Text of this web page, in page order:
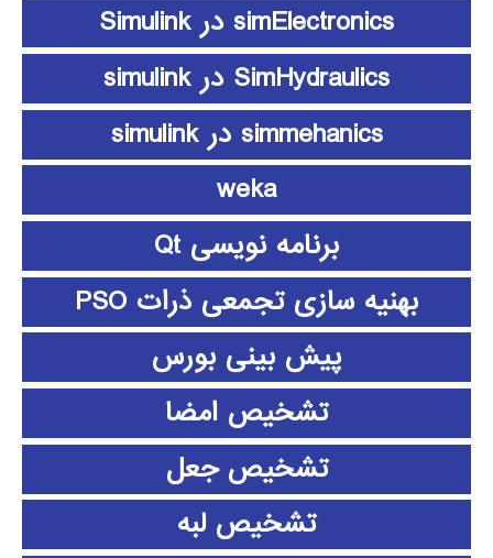
simElectronics در Simulink
SimHydraulics در simulink
simmehanics در simulink
weka
برنامه نویسی Qt
بهنیه سازی تجمعی ذرات PSO
پیش بینی بورس
تشخیص امضا
تشخیص جعل
تشخیص لبه